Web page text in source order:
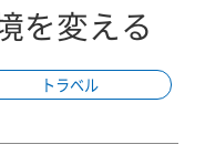
を変える
トラベル